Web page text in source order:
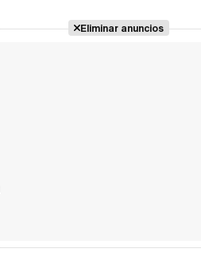
Eliminar anuncios